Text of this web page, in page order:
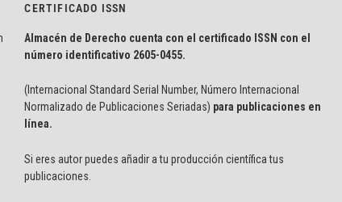
CERTIFICADO ISSN
Almacén de Derecho cuenta con el certificado ISSN con el
número identificativo 2605-0455.
(Internacional Standard Serial Number, Número Internacional
Normalizado de Publicaciones Seriadas) para publicaciones en
línea.
Si eres autor puedes añadir a tu producción científica tus
publicaciones.